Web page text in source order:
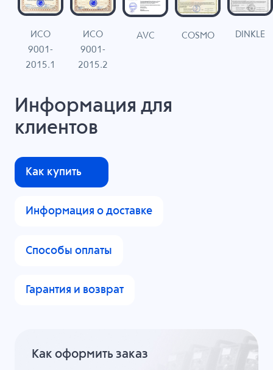
ИСО
9001-
2015.1
ИСО
9001-
2015.2
AVC COSMO DINKLE
Информация для
клиентов
Как купить
Информация о доставке
Способы оплаты
Гарантия и возврат
Как оформить заказ